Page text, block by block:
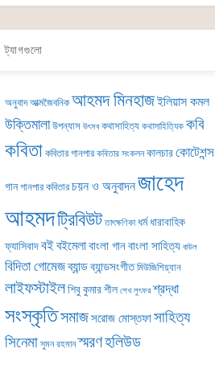
ট্যাগগুলো
অনুবাদ আত্মজৈবনিক আহমদ মিনহাজইলিয়াস কমল
উক্তিমালা উপন্যাস উৎসব কথাসাহিত্য কথাসাহিত্যিক কবি
কবিতা কবিতার গানপার কবিতার সংকলন কালচারকোটেশন্স
গান গানপার কবিতার চয়ন ও অনুবাদনজাহেদ
আহমদট্রিবিউট তাৎক্ষণিকা ধর্ম ধারাবাহিক
ফ্যাসিবাদবইবইমেলাবাংলা গানবাংলা সাহিত্য বাউল
বিদিতা গোমেজব্যান্ডব্যান্ডসংগীত মিউজিশিয়্যান
লাইফস্টাইলশিবু কুমার শীল শেখ লুৎফর শ্রদ্ধা
সংস্কৃতিসমাজসরোজ মোস্তফাসাহিত্য
সিনেমা সুমন রহমান স্মরণহলিউড